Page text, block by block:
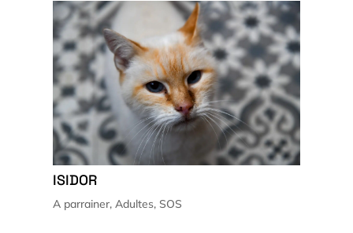
ISIDOR
A parrainer,Adultes, SOS